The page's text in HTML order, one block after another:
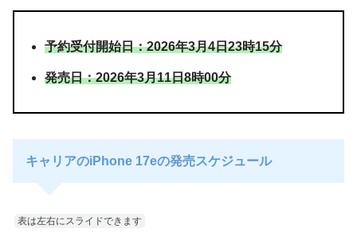
予約受付開始日：2026年3月4日23時15分
発売日：2026年3月11日8時00分
キャリアのiPhone 17eの発売スケジュール
表は左右にスライドできます